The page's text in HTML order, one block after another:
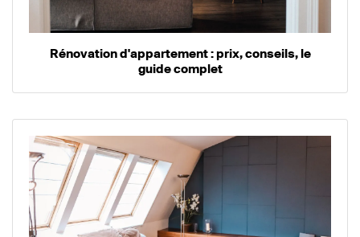
Rénovation d'appartement : prix, conseils, le
guide complet